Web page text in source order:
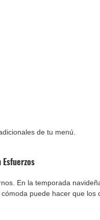
de tu menú.
En la temporada
puede hacer que los